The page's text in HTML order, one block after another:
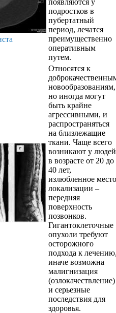
подростков в
пубертатный
период, лечатся
преимущественно
оперативным
путем.
Относятся к
новообразованиям,
но иногда могут
быть крайне
агрессивными, и
распространяться
на близлежащие
ткани. Чаще всего
возникают у людей
в возрасте от 20 до
40 лет,
излюбленное место
локализации –
передняя
поверхность
позвонков.
Гигантоклеточные
опухоли требуют
осторожного
подхода к
иначе возможна
малигнизация
(озлокачествление)
и серьезные
последствия для
здоровья.